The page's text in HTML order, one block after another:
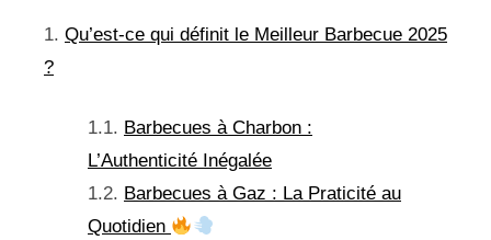
Qu’est-ce qui définit le Meilleur Barbecue 2025
?
Barbecues à Charbon :
L’Authenticité Inégalée
Barbecues à Gaz : La Praticité au
Quotidien